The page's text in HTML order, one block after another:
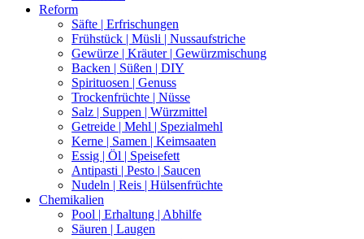
Reform
Säfte | Erfrischungen
Frühstück | Müsli | Nussaufstriche
Gewürze | Kräuter | Gewürzmischung
Backen | Süßen | DIY
Spirituosen | Genuss
Trockenfrüchte | Nüsse
Salz | Suppen | Würzmittel
Getreide | Mehl | Spezialmehl
Kerne | Samen | Keimsaaten
Essig | Öl | Speisefett
Antipasti | Pesto | Saucen
Nudeln | Reis | Hülsenfrüchte
Chemikalien
Pool | Erhaltung | Abhilfe
Säuren | Laugen